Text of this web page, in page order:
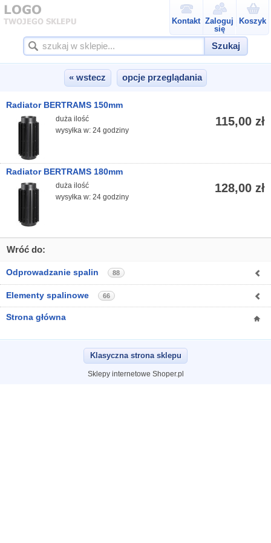
Kontakt Zaloguj
się
Koszyk
Szukaj
« wstecz opcje przeglądania
Radiator BERTRAMS 150mm
115,00 zł
duża ilość
wysyłka w: 24 godziny
Radiator BERTRAMS 180mm
128,00 zł
duża ilość
wysyłka w: 24 godziny
Wróć do:
Odprowadzanie spalin 88
Elementy spalinowe 66
Strona główna
Klasyczna strona sklepu
Sklepy internetowe Shoper.pl